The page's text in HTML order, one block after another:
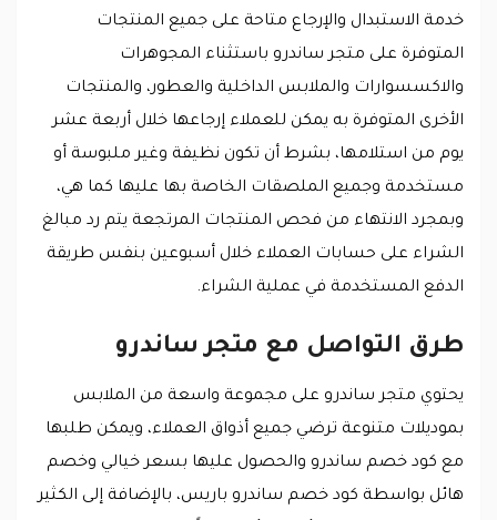
خدمة الاستبدال والإرجاع متاحة على جميع المنتجات
المتوفرة على متجر ساندرو باستثناء المجوهرات
والاكسسوارات والملابس الداخلية والعطور، والمنتجات
الأخرى المتوفرة به يمكن للعملاء إرجاعها خلال أربعة عشر
يوم من استلامها، بشرط أن تكون نظيفة وغير ملبوسة أو
مستخدمة وجميع الملصقات الخاصة بها عليها كما هي،
وبمجرد الانتهاء من فحص المنتجات المرتجعة يتم رد مبالغ
الشراء على حسابات العملاء خلال أسبوعين بنفس طريقة
الدفع المستخدمة في عملية الشراء.
طرق التواصل مع متجر ساندرو
يحتوي متجر ساندرو على مجموعة واسعة من الملابس
بموديلات متنوعة ترضي جميع أذواق العملاء، ويمكن طلبها
مع كود خصم ساندرو والحصول عليها بسعر خيالي وخصم
هائل بواسطة كود خصم ساندرو باريس، بالإضافة إلى الكثير